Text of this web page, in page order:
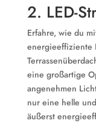
2. LED-
Erfahre, wie du
energieeffiziente
eine großartige
angenehmen
nur eine helle
äußerst